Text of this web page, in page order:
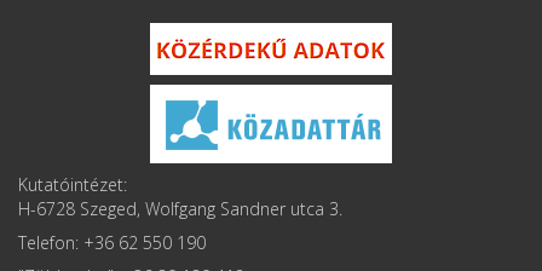
Kutatóintézet:
H-6728 Szeged, Wolfgang Sandner utca 3.
Telefon: +36 62 550 190